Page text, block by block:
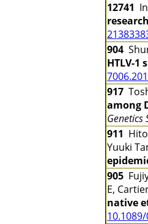
12741
904
HTLV-
917
among
Genetics
911
Yuuki
905
E,
native